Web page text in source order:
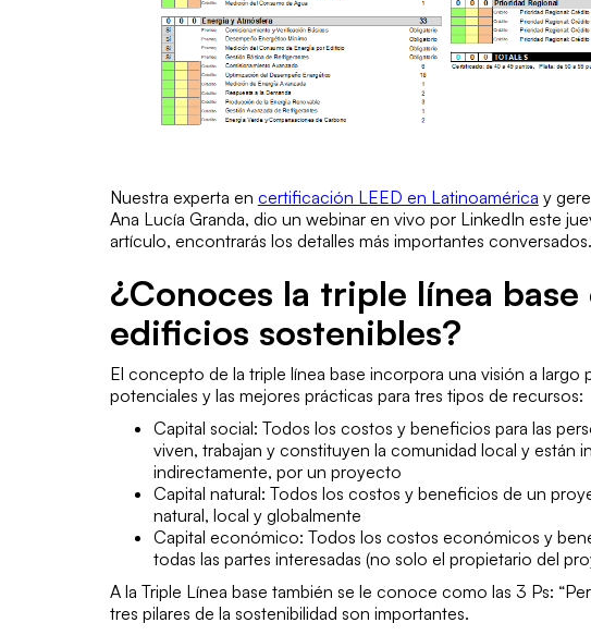
Nuestra experta en certificación LEED en Latinoamérica y
Ana Lucía Granda, dio un webinar en vivo por LinkedIn este
artículo, encontrarás los detalles más importantes conversados.
¿Conoces la triple línea base
edificios sostenibles?
El concepto de la triple línea base incorpora una visión a largo
potenciales y las mejores prácticas para tres tipos de recursos:
Capital social: Todos los costos y beneficios para las
viven, trabajan y constituyen la comunidad local y están
indirectamente, por un proyecto
Capital natural: Todos los costos y beneficios de un
natural, local y globalmente
Capital económico: Todos los costos económicos y
todas las partes interesadas (no solo el propietario del
A la Triple Línea base también se le conoce como las 3 Ps:
tres pilares de la sostenibilidad son importantes.